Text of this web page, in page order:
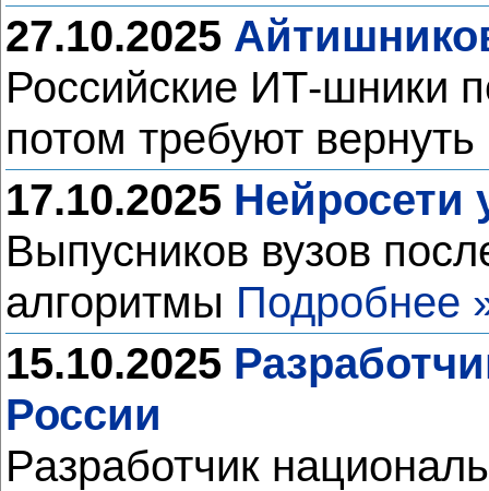
27.10.2025
Российские ИТ-шники
потом требуют
17.10.2025 Нейросети
Выпусников вузов
алгоритмы Подробнее
15.10.2025
России
Разработчик